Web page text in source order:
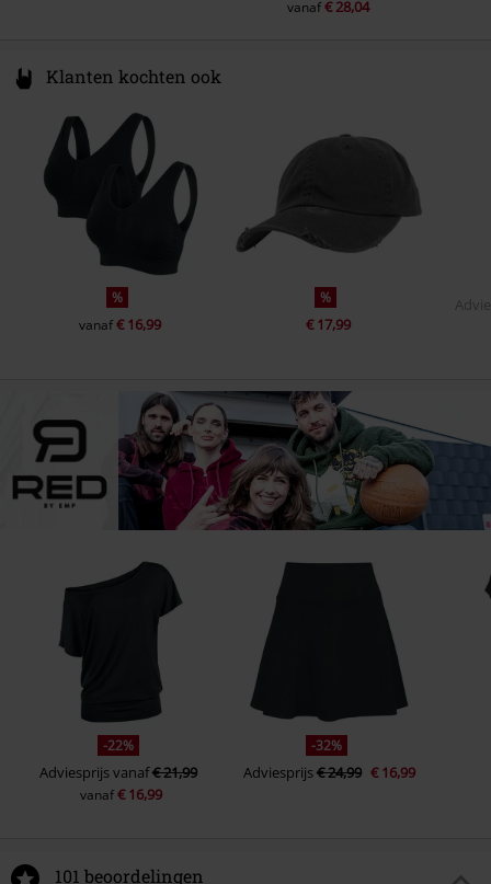
vanaf€ 28,04
Klanten kochten ook
%
vanaf€ 16,99
%
€ 17,99
-22%
Adviesprijsvanaf€ 21,99
vanaf€ 16,99
-32%
Adviesprijs€ 24,99 € 16,99
101 beoordelingen